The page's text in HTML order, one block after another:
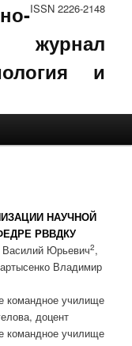
ISSN 2226-2148
журнал
и
НАУЧНОЙ
РВВДКУ
Василий Юрьевич2,
Владимир
командное училище
доцент
командное училище